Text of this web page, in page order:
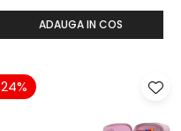
ADAUGA IN COS